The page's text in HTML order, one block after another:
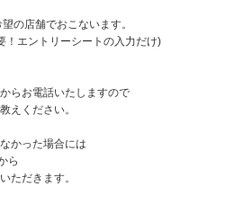
の店舗でおこないます。
！エントリーシートの入力だけ)
らお電話いたしますので
えください。
かった場合には
ら
ただきます。